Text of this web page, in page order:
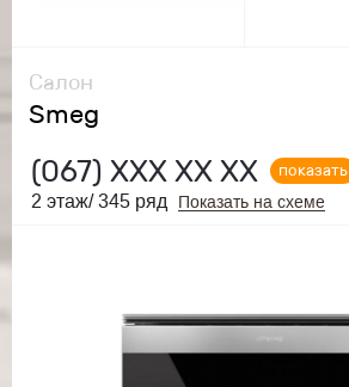
Салон
Smeg
(067) ХХХ ХХ ХХ
показать
2 этаж/ 345 ряд
Показать на схеме